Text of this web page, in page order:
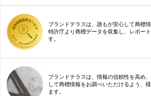
ブランドテラスは、誰もが安心して商標
特許庁より商標データを収集し、レポー
す。
ブランドテラスは、情報の信頼性を高め
して商標情報をお調べいただけるよう、
ます。